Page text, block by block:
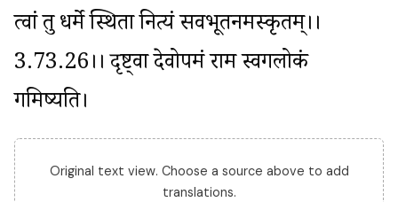
त्वां तु धर्मे स्थिता नित्यं सर्वभूतनमस्कृतम्।।
3.73.26।। दृष्ट्वा देवोपमं राम स्वर्गलोकं
गमिष्यति।
Original text view. Choose a source above to add
translations.